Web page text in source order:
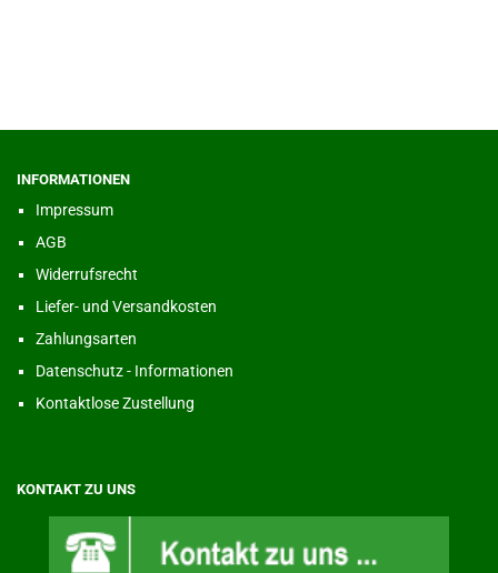
INFORMATIONEN
Impressum
AGB
Widerrufsrecht
Liefer- und Versandkosten
Zahlungsarten
Datenschutz - Informationen
Kontaktlose Zustellung
KONTAKT ZU UNS